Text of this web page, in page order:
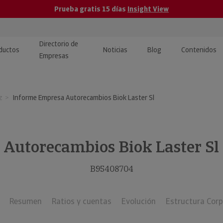
Prueba gratis 15 días Insight View
y ERP
Directorio de
Empresas
Noticias Blog Contenidos
y tutoriales
Investigada
Informe Empresa Autorecambios Biok Laster Sl
Autorecambios Biok Laster Sl
B95408704
Resumen Ratios y cuentas Evolución Estructura